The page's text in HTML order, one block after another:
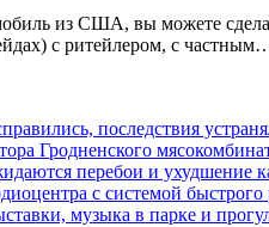
из США, вы можете
с ритейлером, с
последствия
Гродненского
перебои и ухудшение
с системой быстрого
музыка в парке и